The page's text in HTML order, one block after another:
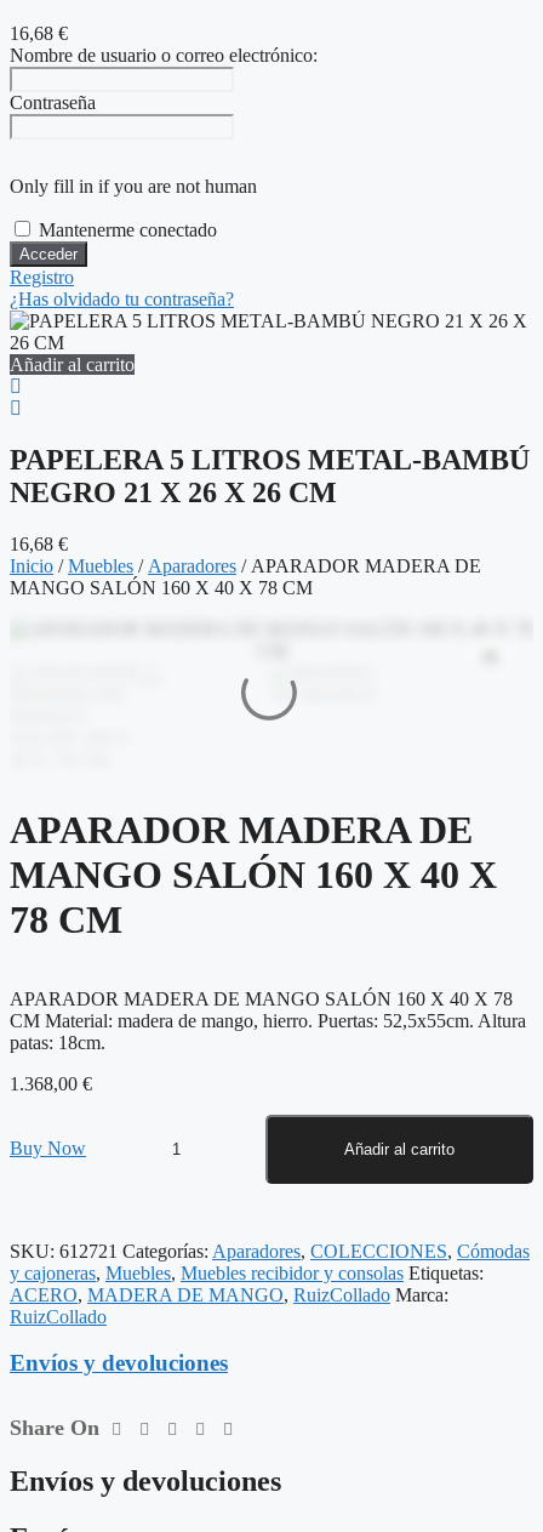
16,68 €
Nombre de usuario o correo electrónico:
Contraseña
Only fill in if you are not human
Mantenerme conectado
Registro
¿Has olvidado tu contraseña?
Añadir al carrito
PAPELERA 5 LITROS METAL-BAMBÚ
NEGRO 21 X 26 X 26 CM
16,68 €
Inicio /Muebles / Aparadores / APARADOR MADERA DE
MANGO SALÓN 160 X 40 X 78 CM
APARADOR MADERA DE
MANGO SALÓN 160 X 40 X
78 CM
APARADOR MADERA DE MANGO SALÓN 160 X 40 X 78
CM Material: madera de mango, hierro. Puertas: 52,5x55cm. Altura
patas: 18cm.
1.368,00 €
Buy Now
APARADOR
160
X
40
CM
Añadir al carrito
SKU: 612721 Categorías: Aparadores, COLECCIONES, Cómodas
y cajoneras, Muebles, Muebles recibidor y consolas Etiquetas:
ACERO, MADERA DE MANGO, RuizCollado Marca:
RuizCollado
Envíos y devoluciones
Share On
Envíos y devoluciones